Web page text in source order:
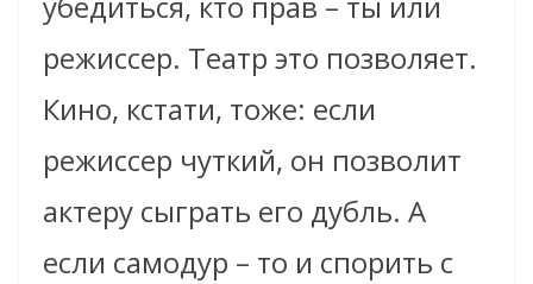
режиссер. Театр это позволяет.
Кино, кстати, тоже: если
режиссер чуткий, он позволит
актеру сыграть его дубль. А
если самодур – то и спорить с